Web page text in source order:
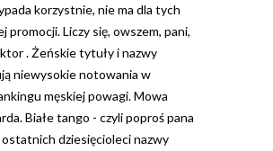
korzystnie, nie ma dla tych
promocji. Liczy się, owszem, pani,
. Żeńskie tytuły i nazwy
niewysokie notowania w
męskiej powagi. Mowa
Białe tango - czyli poproś pana
dziesięcioleci nazwy